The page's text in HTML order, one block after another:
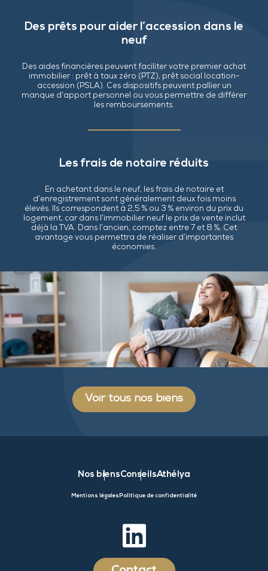
Des prêts pour aider l’accession dans le
neuf
Des aides financières peuvent faciliter votre premier achat
immobilier : prêt à taux zéro (PTZ), prêt social location-
accession (PSLA). Ces dispositifs peuvent pallier un
manque d’apport personnel ou vous permettre de différer
les remboursements.
Les frais de notaire réduits
En achetant dans le neuf, les frais de notaire et
d’enregistrement sont généralement deux fois moins
élevés. Ils correspondent à 2,5 % ou 3 % environ du prix du
logement, car dans l’immobilier neuf le prix de vente inclut
déjà la TVA. Dans l’ancien, comptez entre 7 et 8 %. Cet
avantage vous permettra de réaliser d’importantes
économies.
Voir tous nos biens
Nos biensConseilsAthélya
Mentions légales Politique de confidentialité